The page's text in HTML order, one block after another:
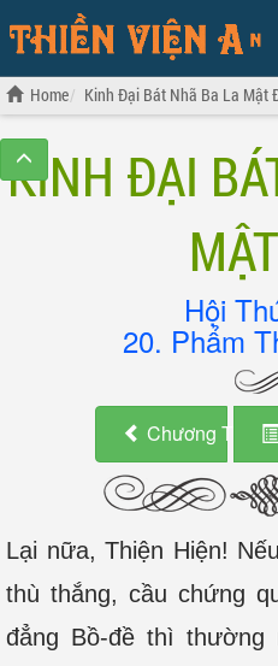
Home Kinh Đại Bát Nhã Ba La Mật
KINH ĐẠI
Hội
20. Phẩm
Chương Trước
Lại nữa, Thiện Hiện!
thù thắng, cầu chứng
đẳng Bồ-đề thì thường